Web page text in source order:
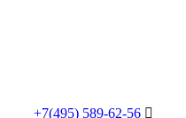
+7(495) 589-62-56 